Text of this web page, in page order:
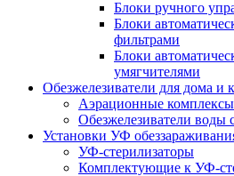
Блоки ручного
Блоки
фильтрами
Блоки
умягчителями
Обезжелезиватели для дома и
Аэрационные комплексы
Обезжелезиватели
Установки УФ
УФ-стерилизаторы
Комплектующие к УФ-